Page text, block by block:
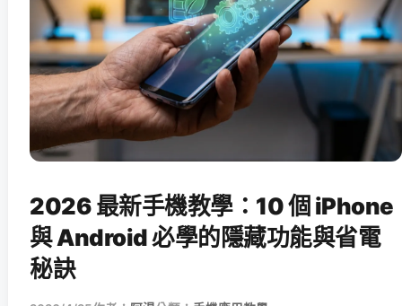
2026 最新手機教學：10 個 iPhone
與 Android 必學的隱藏功能與省電
秘訣